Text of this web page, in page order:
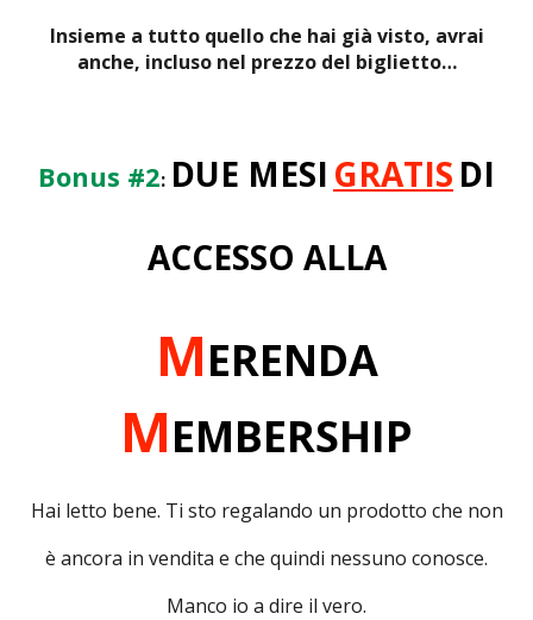
Insieme a tutto quello che hai già visto, avrai
anche, incluso nel prezzo del biglietto…
Bonus #2: DUE MESI GRATIS DI
ACCESSO ALLA
MERENDA
MEMBERSHIP
Hai letto bene. Ti sto regalando un prodotto che non
è ancora in vendita e che quindi nessuno conosce.
Manco io a dire il vero.